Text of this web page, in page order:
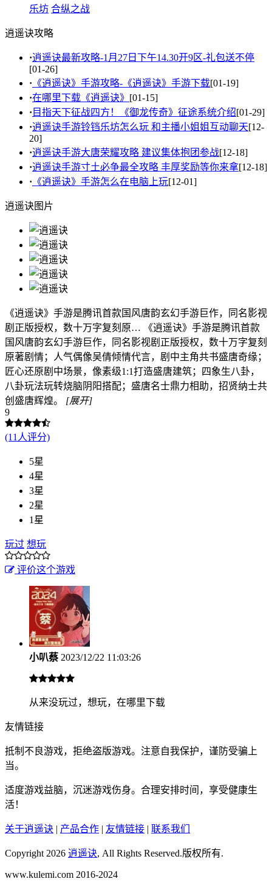
乐坊 合纵之战
逍遥诀攻略
·逍遥诀最新攻略-1月27日下午14.30开9区-礼包送不停
[01-26]
· 《逍遥诀》手游攻略-《逍遥诀》手游下载[01-19]
·在哪里下载《逍遥诀》 [01-15]
· 目指天下征战四方！《御龙传奇》征途系统介绍[01-29]
·逍遥诀手游铃铛乐坊怎么玩 和主播小姐姐互动聊天[12-
20]
·逍遥诀手游大唐荣耀攻略 建议集体抱团参战[12-18]
·逍遥诀手游寸土必争最全攻略 丰厚奖励等你来拿[12-18]
· 《逍遥诀》手游怎么在电脑上玩[12-01]
逍遥诀图片
《逍遥诀》手游是腾讯首款国风唐韵玄幻手游巨作，同名影视
剧正版授权，数十万字复刻原…
《逍遥诀》手游是腾讯首款
国风唐韵玄幻手游巨作，同名影视剧正版授权，数十万字复刻
原著剧情；人气偶像吴倩倾情代言，剧中主角共书盛唐奇缘；
匠心还原剧中场景，像素级1:1打造盛唐建筑；四象生八卦，
八卦玩法玩转烧脑阴阳搭配；盛唐名士鼎力相助，招贤纳士共
创盛唐辉煌。
[展开]
9
(11人评分)
5星
4星
3星
2星
1星
玩过 想玩
评价这个游戏
小叭蔡 2023/12/22 11:03:26
从来没玩过，想玩，在哪里下载
友情链接
抵制不良游戏，拒绝盗版游戏。注意自我保护，谨防受骗上
当。
适度游戏益脑，沉迷游戏伤身。合理安排时间，享受健康生
活！
关于逍遥诀 | 产品合作 | 友情链接 | 联系我们
Copyright 2026 逍遥诀, All Rights Reserved.版权所有.
www.kulemi.com 2016-2024